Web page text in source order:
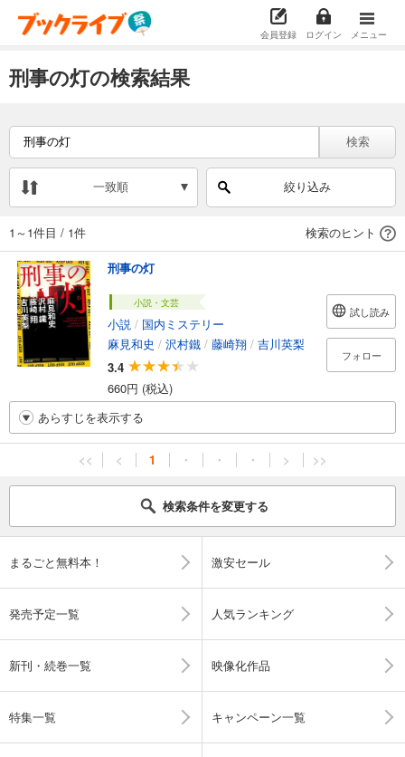
会員登録 ログイン メニュー
刑事の灯の検索結果
検索
一致順 絞り込み
1～1件目 / 1件 検索のヒント
刑事の灯
小説・文芸
小説 / 国内ミステリー
麻見和史 / 沢村鐵 / 藤崎翔 / 吉川英梨
3.4
660円 (税込)
試し読み
フォロー
あらすじを表示する
<< < 1 ・ ・ ・ > >>
検索条件を変更する
まるごと無料本！ 激安セール
発売予定一覧 人気ランキング
新刊・続巻一覧 映像化作品
特集一覧 キャンペーン一覧